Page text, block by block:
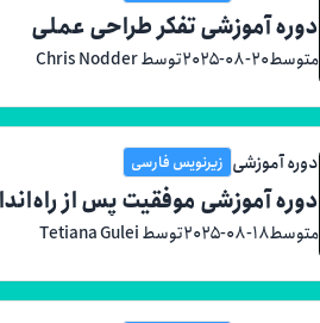
دوره آموزشی تفکر طراحی عملی
متوسط۲۰۲۵-۰۸-۲۰توسط Chris Nodder
دوره آموزشی زیرنویس فارسی
دوره آموزشی موفقیت پس از
متوسط۲۰۲۵-۰۸-۱۸توسط Tetiana Gulei